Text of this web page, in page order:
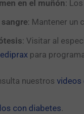
en el muñón:
: Mantener un
: Visitar al
para
nuestros videos
con diabetes.